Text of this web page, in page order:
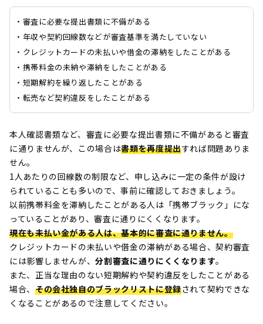
・審査に必要な提出書類に不備がある
・年収や契約回線数などが審査基準を満たしていない
・クレジットカードの未払いや借金の滞納をしたことがあ
・携帯料金の未納や滞納をしたことがある
・短期解約を繰り返したことがある
・転売など契約違反をしたことがある
本人確認書類など、審査に必要な提出書類に不備があると審査
に通りませんが、この場合は書類を再度提出すれば問題ありま
せん。
1人あたりの回線数の制限など、申し込みに一定の条件が設け
られていることも多いので、事前に確認しておきましょう。
以前携帯料金を滞納したことがある人は「携帯ブラック」にな
っていることがあり、審査に通りにくくなります。
現在も未払い金がある人は、基本的に審査に通りません。
クレジットカードの未払いや借金の滞納がある場合、契約審査
には影響しませんが、分割審査に通りにくくなります。
また、正当な理由のない短期解約や契約違反をしたことがある
場合、 その会社独自のブラックリストに登録されて契約できな
くなることがあるので注意してください。